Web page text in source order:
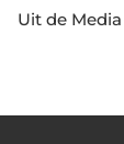
Uit de Media